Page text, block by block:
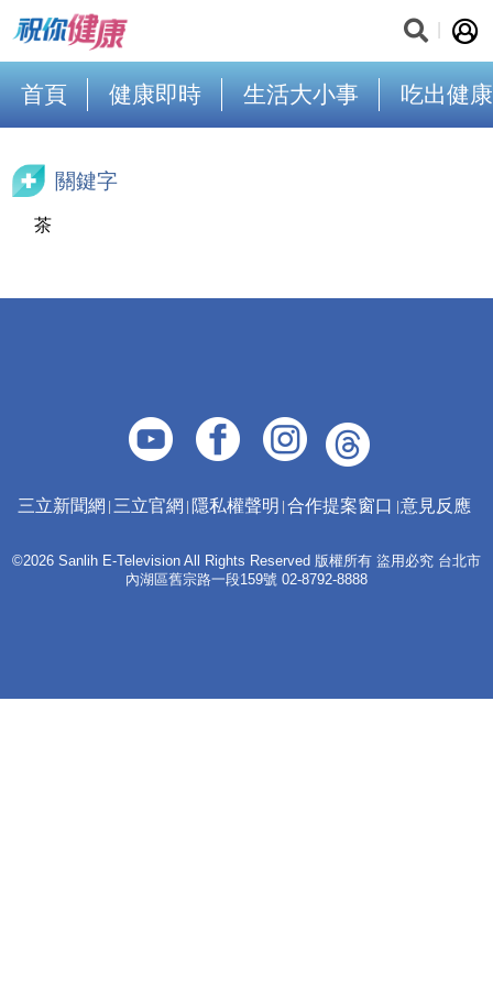
首頁 健康即時 生活大小事 吃出健康
關鍵字
茶
三立新聞網 三立官網 隱私權聲明 合作提案窗口 意見反應
©2026 Sanlih E-Television All Rights Reserved 版權所有 盜用必究 台北市
內湖區舊宗路一段159號 02-8792-8888